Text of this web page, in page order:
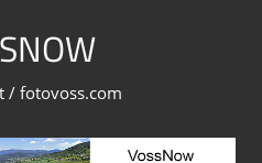
/ fotovoss.com